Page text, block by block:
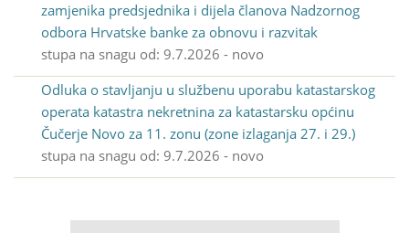
zamjenika predsjednika i dijela članova Nadzornog
odbora Hrvatske banke za obnovu i razvitak
stupa na snagu od: 9.7.2026 - novo
Odluka o stavljanju u službenu uporabu katastarskog
operata katastra nekretnina za katastarsku općinu
Čučerje Novo za 11. zonu (zone izlaganja 27. i 29.)
stupa na snagu od: 9.7.2026 - novo